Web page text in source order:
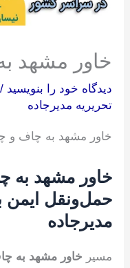
خاور مشهد
دیدگاه‌ خود را بنویسید /
تحریریه مدیرجاده
خاور مشهد به چاف و
خاور مشهد به
حمل‌ونقل ایمن
مدیرجاده
مسیر خاور مشهد به